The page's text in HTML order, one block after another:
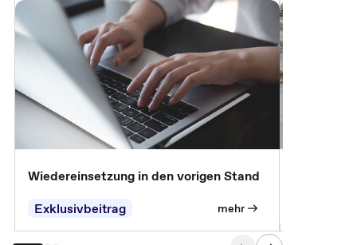
Wiedereinsetzung in den vorigen Stand
Exklusivbeitrag
mehr